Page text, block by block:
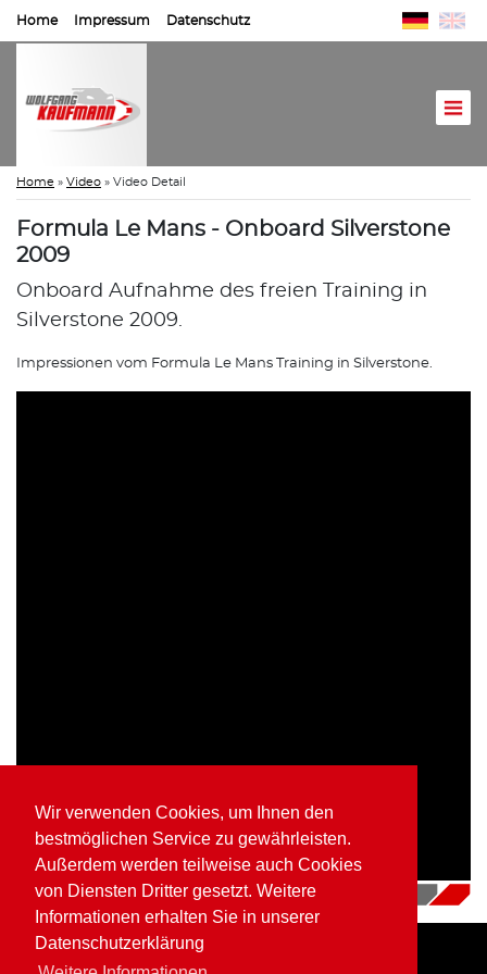
Wir verwenden Cookies, um Ihnen den
bestmöglichen Service zu gewährleisten.
Außerdem werden teilweise auch Cookies
von Diensten Dritter gesetzt. Weitere
Informationen erhalten Sie in unserer
Datenschutzerklärung
Home Impressum Datenschutz
Home » Video » Video Detail
Formula Le Mans - Onboard Silverstone
2009
Onboard Aufnahme des freien Training in
Silverstone 2009.
Impressionen vom Formula Le Mans Training in Silverstone.
16.07.2018